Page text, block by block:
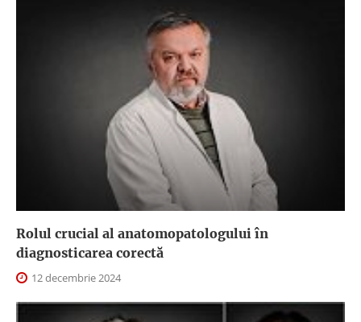
Rolul crucial al anatomopatologului în
diagnosticarea corectă
12 decembrie 2024